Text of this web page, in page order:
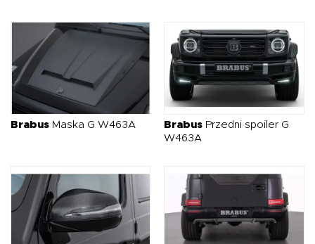
Brabus Maska G W463A Brabus Przedni spoiler G
W463A